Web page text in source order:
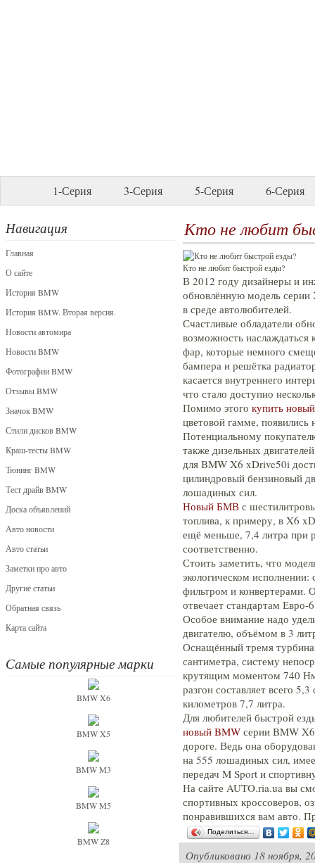
1-Серия 3-Серия 5-Серия 6-Серия
Навигация
Главная
О сайте
История BMW
История BMW. Вторая версия.
Новости автомира
Новости BMW
Фотографии BMW
Отзывы BMW
Значок BMW
Стили дисков BMW
Краш-тесты BMW
Тюнинг BMW
Тест драйв BMW
Доска объявлений
Авто новости
Авто статьи
Заметки про авто
Другие статьи
Обратная связь
Карта сайта
Самые популярные марки
BMW X6
BMW X5
BMW M3
BMW M5
BMW Z8
Кто не любит
Кто не любит быстрой езды?
В 2012 году дизайнеры и
обновлённую модель
в среде автолюбителей.
Счастливые обладатели
возможность наслаждаться
фар, которые немного
бампера и решётка
касается внутреннего
что стало доступно
Помимо этого купить
цветовой гамме,
Потенциальному
также дизельных
для BMW X6 xDrive50i
цилиндровый бензиновый
лошадиных сил.
Новый БМВ с
топлива, к примеру, в X6
ещё меньше, 7,4 литра при
соответственно.
Стоить заметить, что
экологическом
фильтром и конвертерами.
отвечает стандартам
Особое внимание надо
двигателю, объёмом в 3
Оснащённый тремя
сантиметра, систему
крутящим моментом 740 Нм
разгон составляет всего
километров 7,7 литра.
Для любителей быстрой
новый BMW серии BMW
дороге. Ведь она
на 555 лошадиных сил,
передач M Sport и
На сайте AUTO.ria.ua вы
спортивных кроссоверов,
понравившихся вам авто.
Поделиться…
Опубликовано 18 ноября,